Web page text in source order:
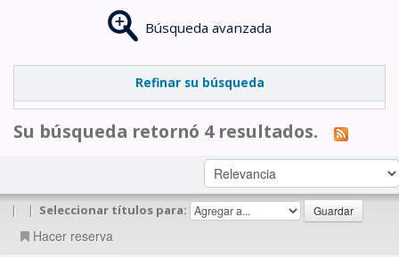
Búsqueda avanzada
Refinar su búsqueda
Su búsqueda retornó 4 resultados.
| | Seleccionar títulos para:
Hacer reserva